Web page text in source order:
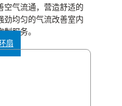
空气流通，营造舒适的
劲均匀的气流改善室内
服务。
扇